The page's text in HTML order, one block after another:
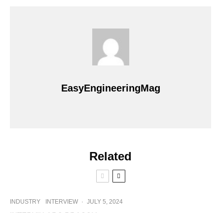
EasyEngineeringMag
Related
INDUSTRY INTERVIEW · JULY 5, 2024